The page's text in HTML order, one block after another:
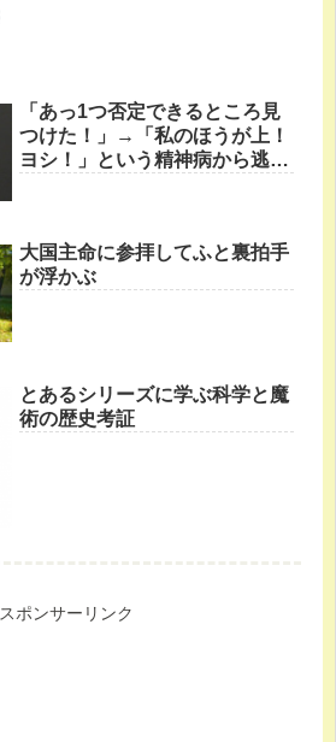
「あっ1つ否定できるところ見
つけた！」→「私のほうが上！
ヨシ！」という精神病から逃げ
大国主命に参拝してふと裏拍手
が浮かぶ
とあるシリーズに学ぶ科学と魔
術の歴史考証
スポンサーリンク